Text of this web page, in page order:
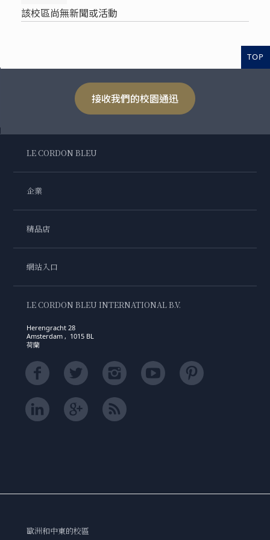
該校區尚無新聞或活動
TOP
接收我們的校園通迅
LE CORDON BLEU
企業
精品店
網站入口
LE CORDON BLEU INTERNATIONAL B.V.
Herengracht 28
Amsterdam , 1015 BL
荷蘭
歐洲和中東的校區